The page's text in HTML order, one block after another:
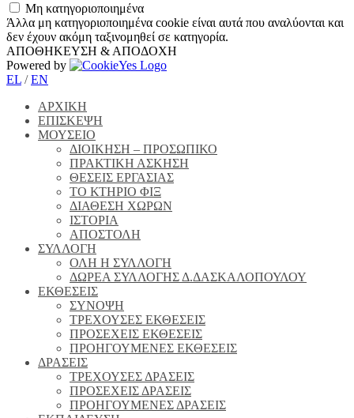
Μη κατηγοριοποιημένα
Άλλα μη κατηγοριοποιημένα cookie είναι αυτά που αναλύονται και
δεν έχουν ακόμη ταξινομηθεί σε κατηγορία.
ΑΠΟΘΗΚΕΥΣΗ & ΑΠΟΔΟΧΗ
Powered by
EL /EN
ΑΡΧΙΚΗ
ΕΠΙΣΚΕΨΗ
ΜΟΥΣΕΙΟ
ΔΙΟΙΚΗΣΗ – ΠΡΟΣΩΠΙΚΟ
ΠΡΑΚΤΙΚΗ ΑΣΚΗΣΗ
ΘΕΣΕΙΣ ΕΡΓΑΣΙΑΣ
ΤΟ ΚΤΗΡΙΟ ΦΙΞ
ΔΙΑΘΕΣΗ ΧΩΡΩΝ
ΙΣΤΟΡΙΑ
ΑΠΟΣΤΟΛΗ
ΣΥΛΛΟΓΗ
ΟΛΗ Η ΣΥΛΛΟΓΗ
ΔΩΡΕΑ ΣΥΛΛΟΓΗΣ Δ.ΔΑΣΚΑΛΟΠΟΥΛΟΥ
ΕΚΘΕΣΕΙΣ
ΣΥΝΟΨΗ
ΤΡΕΧΟΥΣΕΣ ΕΚΘΕΣΕΙΣ
ΠΡΟΣΕΧΕΙΣ ΕΚΘΕΣΕΙΣ
ΠΡΟΗΓΟΥΜΕΝΕΣ ΕΚΘΕΣΕΙΣ
ΔΡΑΣΕΙΣ
ΤΡΕΧΟΥΣΕΣ ΔΡΑΣΕΙΣ
ΠΡΟΣΕΧΕΙΣ ΔΡΑΣΕΙΣ
ΠΡΟΗΓΟΥΜΕΝΕΣ ΔΡΑΣΕΙΣ